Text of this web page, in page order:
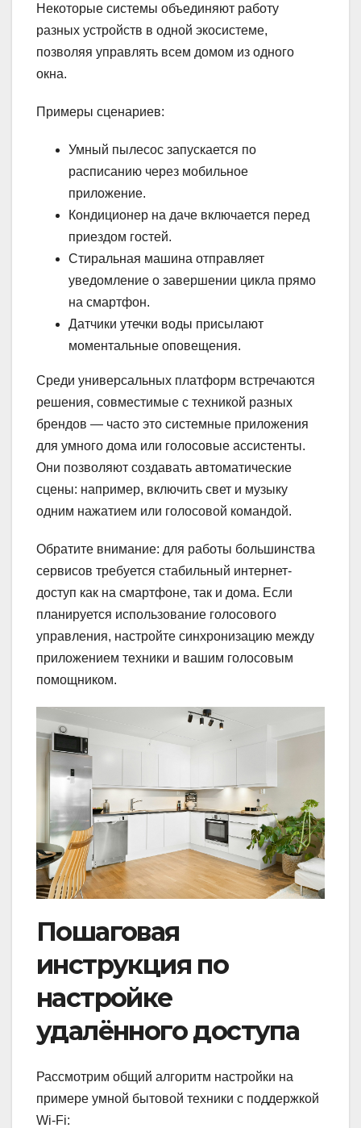
Некоторые системы объединяют работу
разных устройств в одной экосистеме,
позволяя управлять всем домом из одного
окна.
Примеры сценариев:
Умный пылесос запускается по
расписанию через мобильное
приложение.
Кондиционер на даче включается перед
приездом гостей.
Стиральная машина отправляет
уведомление о завершении цикла прямо
на смартфон.
Датчики утечки воды присылают
моментальные оповещения.
Среди универсальных платформ встречаются
решения, совместимые с техникой разных
брендов — часто это системные приложения
для умного дома или голосовые ассистенты.
Они позволяют создавать автоматические
сцены: например, включить свет и музыку
одним нажатием или голосовой командой.
Обратите внимание: для работы большинства
сервисов требуется стабильный интернет-
доступ как на смартфоне, так и дома. Если
планируется использование голосового
управления, настройте синхронизацию между
приложением техники и вашим голосовым
помощником.
Пошаговая
инструкция по
настройке
удалённого доступа
Рассмотрим общий алгоритм настройки на
примере умной бытовой техники с поддержкой
Wi-Fi: